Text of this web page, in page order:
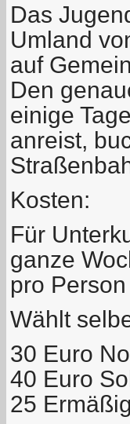
Das
Umland
auf
Den
einige
anreist,
Kosten:
Für
ganze
pro
Wählt
30 Euro
40 Euro
25